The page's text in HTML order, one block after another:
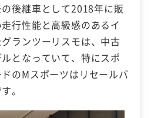
後継車として2018年に販
行性能と高級感のあるイ
ランツーリスモは、中古
となっていて、特にスポ
のMスポーツはリセールバ
。